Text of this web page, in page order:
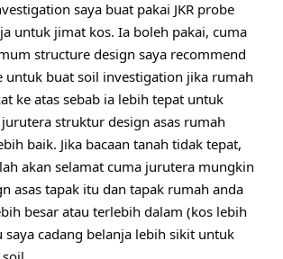
saya buat pakai JKR probe
untuk jimat kos. Ia boleh pakai, cuma
structure design saya recommend
untuk buat soil investigation jika rumah
ke atas sebab ia lebih tepat untuk
struktur design asas rumah
baik. Jika bacaan tanah tidak tepat,
akan selamat cuma jurutera mungkin
asas tapak itu dan tapak rumah anda
besar atau terlebih dalam (kos lebih
cadang belanja lebih sikit untuk